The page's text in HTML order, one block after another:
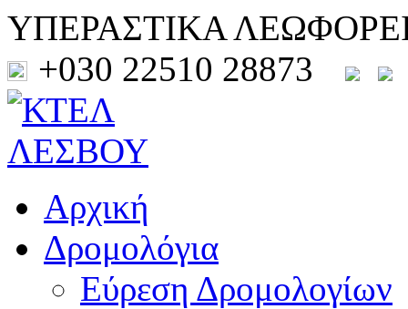
ΥΠΕΡΑΣΤΙΚΑ
+030 22510 28873
Αρχική
Δρομολόγια
Εύρεση Δρομολογίων